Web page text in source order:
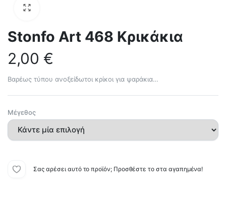
Stonfo Art 468 Κρικάκια
2,00 €
Βαρέως τύπου ανοξείδωτοι κρίκοι για ψαράκια…
Μέγεθος
Σας αρέσει αυτό το προϊόν; Προσθέστε το στα αγαπημένα!